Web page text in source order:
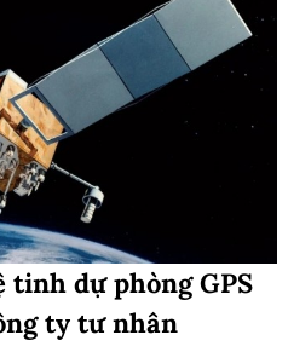
tinh dự phòng GPS
ty tư nhân